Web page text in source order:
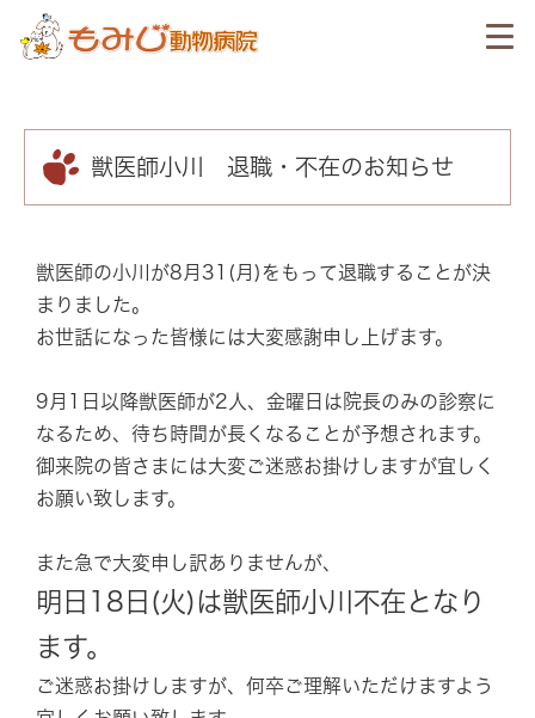
獣医師小川 退職・不在のお知らせ
獣医師の小川が8月31(月)をもって退職することが決
まりました。
お世話になった皆様には大変感謝申し上げます。
9月1日以降獣医師が2人、金曜日は院長のみの診察に
なるため、待ち時間が長くなることが予想されます。
御来院の皆さまには大変ご迷惑お掛けしますが宜しく
お願い致します。
また急で大変申し訳ありませんが、
明日18日(火)は獣医師小川不在となり
ます。
ご迷惑お掛けしますが、何卒ご理解いただけますよう